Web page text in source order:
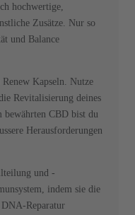
hochwertige,
Zusätze. Nur so
und Balance
Kapseln. Nutze
Revitalisierung deines
CBD bist du
Herausforderungen
und -
indem sie die
Reparatur